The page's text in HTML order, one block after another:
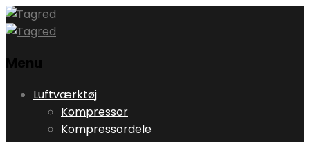
Menu
Skip
content
Luftværktøj
Kompressor
Kompressordele